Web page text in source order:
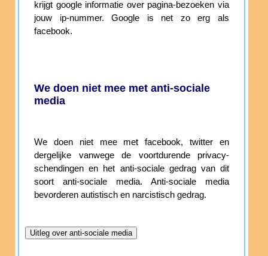
krijgt google informatie over pagina-bezoeken via
jouw ip-nummer. Google is net zo erg als
facebook.
We doen niet mee met anti-sociale
media
We doen niet mee met facebook, twitter en
dergelijke vanwege de voortdurende privacy-
schendingen en het anti-sociale gedrag van dit
soort anti-sociale media. Anti-sociale media
bevorderen autistisch en narcistisch gedrag.